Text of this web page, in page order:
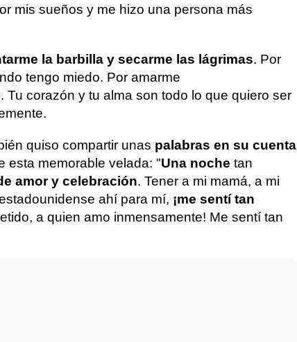
mis sueños y me hizo una persona más
la barbilla y secarme las lágrimas. Por
tengo miedo. Por amarme
Tu corazón y tu alma son todo lo que quiero ser
quiso compartir unas palabras en su cuenta
esta memorable velada: "Una noche tan
amor y celebración. Tener a mi mamá, a mi
ahí para mí, ¡me sentí tan
a quien amo inmensamente! Me sentí tan